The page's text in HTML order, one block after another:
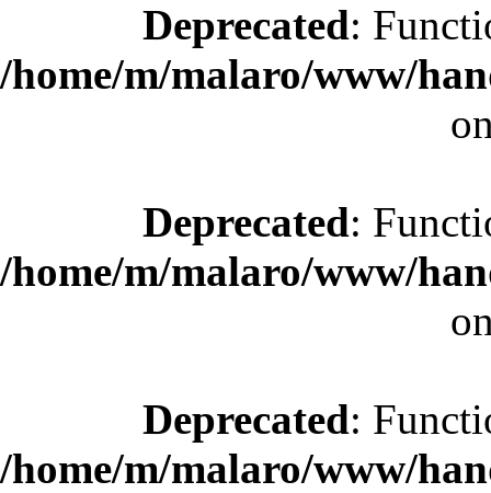
Deprecated:
/home/m/malaro/www/
Deprecated:
/home/m/malaro/www/
Deprecated:
/home/m/malaro/www/